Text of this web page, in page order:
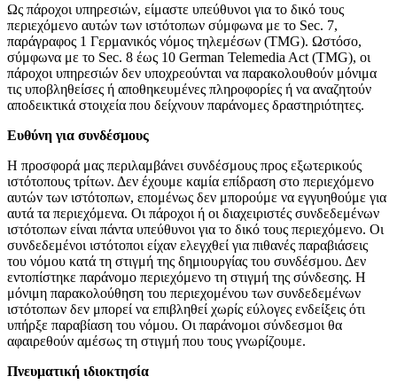
Ως πάροχοι υπηρεσιών, είμαστε υπεύθυνοι για το δικό τους
περιεχόμενο αυτών των ιστότοπων σύμφωνα με το Sec. 7,
παράγραφος 1 Γερμανικός νόμος τηλεμέσων (TMG). Ωστόσο,
σύμφωνα με το Sec. 8 έως 10 German Telemedia Act (TMG), οι
πάροχοι υπηρεσιών δεν υποχρεούνται να παρακολουθούν μόνιμα
τις υποβληθείσες ή αποθηκευμένες πληροφορίες ή να αναζητούν
αποδεικτικά στοιχεία που δείχνουν παράνομες δραστηριότητες.
Ευθύνη για συνδέσμους
Η προσφορά μας περιλαμβάνει συνδέσμους προς εξωτερικούς
ιστότοπους τρίτων. Δεν έχουμε καμία επίδραση στο περιεχόμενο
αυτών των ιστότοπων, επομένως δεν μπορούμε να εγγυηθούμε για
αυτά τα περιεχόμενα. Οι πάροχοι ή οι διαχειριστές συνδεδεμένων
ιστότοπων είναι πάντα υπεύθυνοι για το δικό τους περιεχόμενο. Οι
συνδεδεμένοι ιστότοποι είχαν ελεγχθεί για πιθανές παραβιάσεις
του νόμου κατά τη στιγμή της δημιουργίας του συνδέσμου. Δεν
εντοπίστηκε παράνομο περιεχόμενο τη στιγμή της σύνδεσης. Η
μόνιμη παρακολούθηση του περιεχομένου των συνδεδεμένων
ιστότοπων δεν μπορεί να επιβληθεί χωρίς εύλογες ενδείξεις ότι
υπήρξε παραβίαση του νόμου. Οι παράνομοι σύνδεσμοι θα
αφαιρεθούν αμέσως τη στιγμή που τους γνωρίζουμε.
Πνευματική ιδιοκτησία